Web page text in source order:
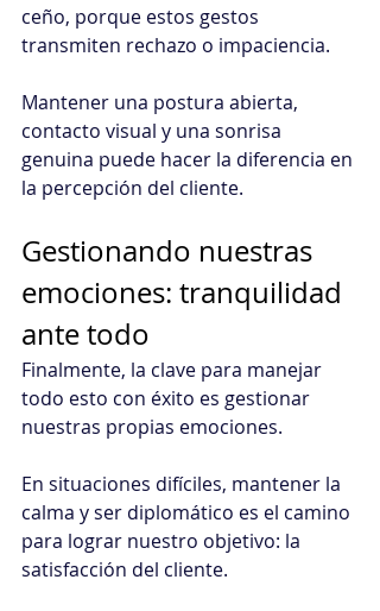
ceño, porque estos gestos
transmiten rechazo o impaciencia.
Mantener una postura abierta,
contacto visual y una sonrisa
genuina puede hacer la diferencia en
la percepción del cliente.
Gestionando nuestras
emociones: tranquilidad
ante todo
Finalmente, la clave para manejar
todo esto con éxito es gestionar
nuestras propias emociones.
En situaciones difíciles, mantener la
calma y ser diplomático es el camino
para lograr nuestro objetivo: la
satisfacción del cliente.